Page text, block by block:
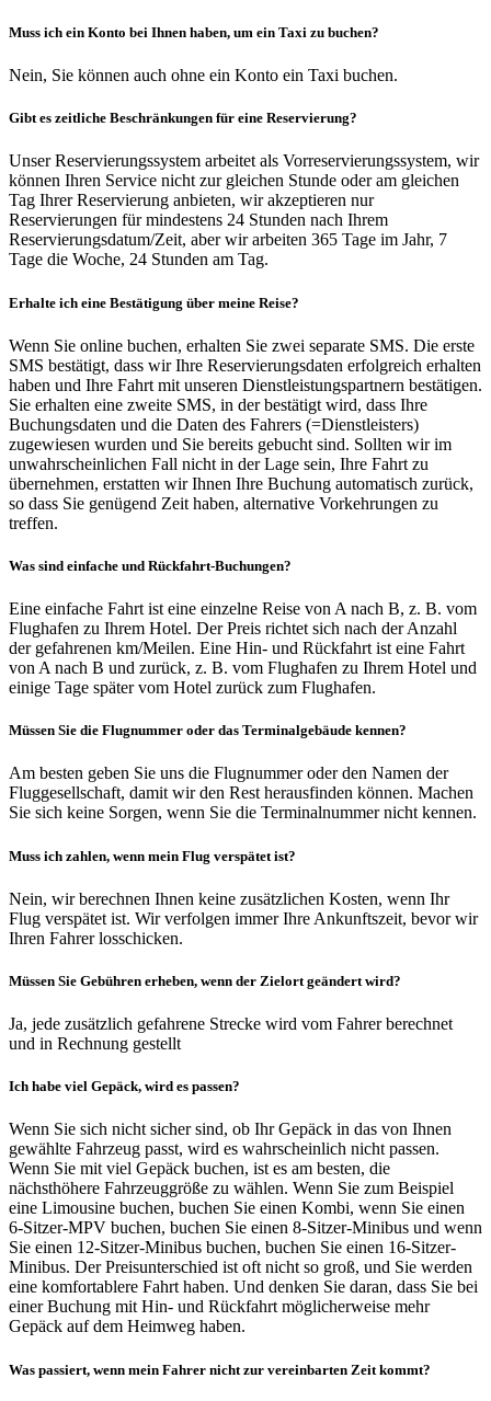
Muss ich ein Konto bei Ihnen haben, um ein Taxi zu buchen?
Nein, Sie können auch ohne ein Konto ein Taxi buchen.
Gibt es zeitliche Beschränkungen für eine Reservierung?
Unser Reservierungssystem arbeitet als Vorreservierungssystem, wir
können Ihren Service nicht zur gleichen Stunde oder am gleichen
Tag Ihrer Reservierung anbieten, wir akzeptieren nur
Reservierungen für mindestens 24 Stunden nach Ihrem
Reservierungsdatum/Zeit, aber wir arbeiten 365 Tage im Jahr, 7
Tage die Woche, 24 Stunden am Tag.
Erhalte ich eine Bestätigung über meine Reise?
Wenn Sie online buchen, erhalten Sie zwei separate SMS. Die erste
SMS bestätigt, dass wir Ihre Reservierungsdaten erfolgreich erhalten
haben und Ihre Fahrt mit unseren Dienstleistungspartnern bestätigen.
Sie erhalten eine zweite SMS, in der bestätigt wird, dass Ihre
Buchungsdaten und die Daten des Fahrers (=Dienstleisters)
zugewiesen wurden und Sie bereits gebucht sind. Sollten wir im
unwahrscheinlichen Fall nicht in der Lage sein, Ihre Fahrt zu
übernehmen, erstatten wir Ihnen Ihre Buchung automatisch zurück,
so dass Sie genügend Zeit haben, alternative Vorkehrungen zu
treffen.
Was sind einfache und Rückfahrt-Buchungen?
Eine einfache Fahrt ist eine einzelne Reise von A nach B, z. B. vom
Flughafen zu Ihrem Hotel. Der Preis richtet sich nach der Anzahl
der gefahrenen km/Meilen. Eine Hin- und Rückfahrt ist eine Fahrt
von A nach B und zurück, z. B. vom Flughafen zu Ihrem Hotel und
einige Tage später vom Hotel zurück zum Flughafen.
Müssen Sie die Flugnummer oder das Terminalgebäude kennen?
Am besten geben Sie uns die Flugnummer oder den Namen der
Fluggesellschaft, damit wir den Rest herausfinden können. Machen
Sie sich keine Sorgen, wenn Sie die Terminalnummer nicht kennen.
Muss ich zahlen, wenn mein Flug verspätet ist?
Nein, wir berechnen Ihnen keine zusätzlichen Kosten, wenn Ihr
Flug verspätet ist. Wir verfolgen immer Ihre Ankunftszeit, bevor wir
Ihren Fahrer losschicken.
Müssen Sie Gebühren erheben, wenn der Zielort geändert wird?
Ja, jede zusätzlich gefahrene Strecke wird vom Fahrer berechnet
und in Rechnung gestellt
Ich habe viel Gepäck, wird es passen?
Wenn Sie sich nicht sicher sind, ob Ihr Gepäck in das von Ihnen
gewählte Fahrzeug passt, wird es wahrscheinlich nicht passen.
Wenn Sie mit viel Gepäck buchen, ist es am besten, die
nächsthöhere Fahrzeuggröße zu wählen. Wenn Sie zum Beispiel
eine Limousine buchen, buchen Sie einen Kombi, wenn Sie einen
6-Sitzer-MPV buchen, buchen Sie einen 8-Sitzer-Minibus und wenn
Sie einen 12-Sitzer-Minibus buchen, buchen Sie einen 16-Sitzer-
Minibus. Der Preisunterschied ist oft nicht so groß, und Sie werden
eine komfortablere Fahrt haben. Und denken Sie daran, dass Sie bei
einer Buchung mit Hin- und Rückfahrt möglicherweise mehr
Gepäck auf dem Heimweg haben.
Was passiert, wenn mein Fahrer nicht zur vereinbarten Zeit kommt?